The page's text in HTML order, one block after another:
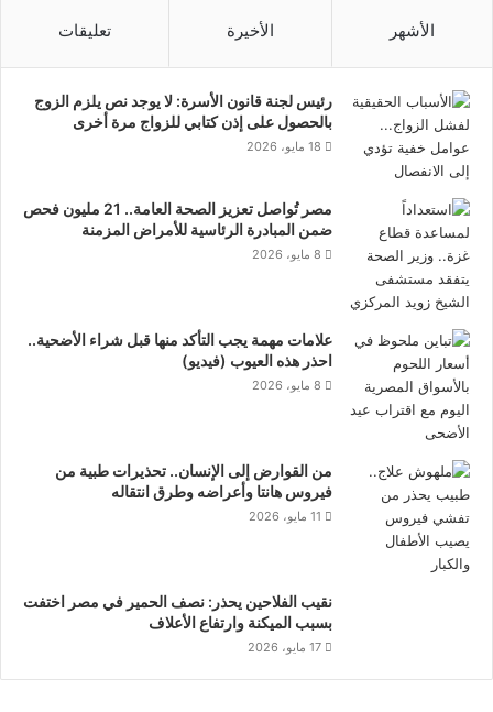
الأشهر الأخيرة تعليقات
رئيس لجنة قانون الأسرة: لا يوجد نص يلزم الزوج
بالحصول على إذن كتابي للزواج مرة أخرى
18 مايو، 2026
مصر تُواصل تعزيز الصحة العامة.. 21 مليون فحص
ضمن المبادرة الرئاسية للأمراض المزمنة
8 مايو، 2026
علامات مهمة يجب التأكد منها قبل شراء الأضحية..
احذر هذه العيوب (فيديو)
8 مايو، 2026
من القوارض إلى الإنسان.. تحذيرات طبية من
فيروس هانتا وأعراضه وطرق انتقاله
11 مايو، 2026
نقيب الفلاحين يحذر: نصف الحمير في مصر اختفت
بسبب الميكنة وارتفاع الأعلاف
17 مايو، 2026